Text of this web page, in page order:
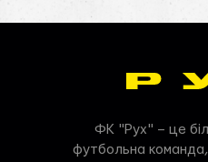
ФК "Рух" – це
футбольна